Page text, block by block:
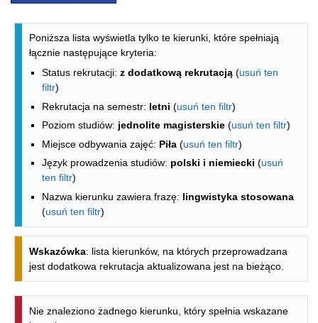
Lista kierunków - spis według
Poniższa lista wyświetla tylko te kierunki, które spełniają
łącznie następujące kryteria:
Status rekrutacji: z dodatkową rekrutacją (usuń ten
filtr)
Rekrutacja na semestr: letni (usuń ten filtr)
Poziom studiów: jednolite magisterskie (usuń ten filtr)
Miejsce odbywania zajęć: Piła (usuń ten filtr)
Język prowadzenia studiów: polski i niemiecki (usuń
ten filtr)
Nazwa kierunku zawiera frazę: lingwistyka stosowana
(usuń ten filtr)
Wskazówka: lista kierunków, na których przeprowadzana
jest dodatkowa rekrutacja aktualizowana jest na bieżąco.
Nie znaleziono żadnego kierunku, który spełnia wskazane